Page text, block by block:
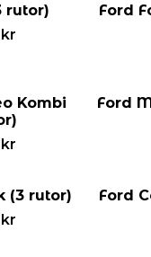
rutor)
kr
Ford
Kombi
kr
Ford
(3 rutor)
kr
Ford